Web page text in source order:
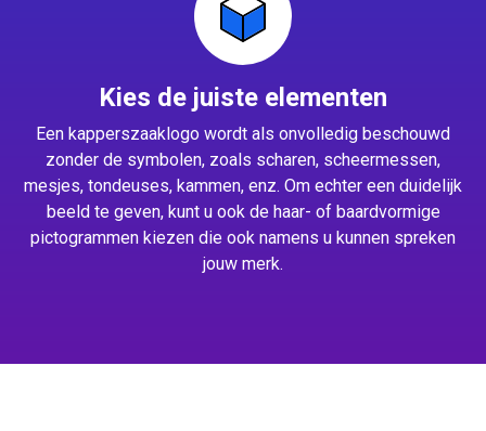
Kies de juiste elementen
Een kapperszaaklogo wordt als onvolledig beschouwd
zonder de symbolen, zoals scharen, scheermessen,
mesjes, tondeuses, kammen, enz. Om echter een duidelijk
beeld te geven, kunt u ook de haar- of baardvormige
pictogrammen kiezen die ook namens u kunnen spreken
jouw merk.